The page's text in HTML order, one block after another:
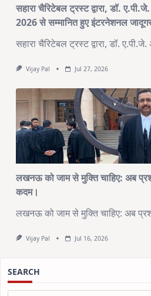
सहारा चैरिटेबल ट्रस्ट द्वारा, डॉ.
2026 से सम्मानित हुए इंटरनेशनल जादूगर
सहारा चैरिटेबल ट्रस्ट द्वारा, डॉ.
Vijay Pal Jul 27, 2026
लखनऊ को जाम से मुक्ति चाहिए: अब
कदम।
लखनऊ को जाम से मुक्ति चाहिए: अब
Vijay Pal Jul 16, 2026
SEARCH